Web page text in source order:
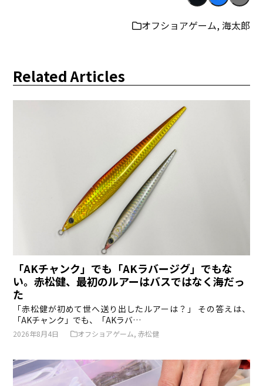
オフショアゲーム, 海太郎
Related Articles
「AKチャンク」でも「AKラバージグ」でもな
い。赤松健、最初のルアーはバスではなく海だっ
た
「赤松健が初めて世へ送り出したルアーは？」 その答えは、
「AKチャンク」でも、「AKラバ…
2026年8月4日 オフショアゲーム,赤松健